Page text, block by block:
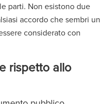
parti. Non esistono due
accordo che sembri un
considerato con
rispetto allo